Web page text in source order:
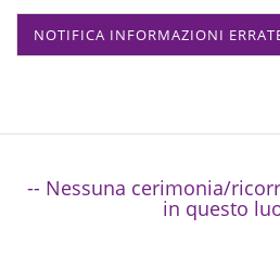
NOTIFICA INFORMAZIONI
-- Nessuna cerimonia/
in questo